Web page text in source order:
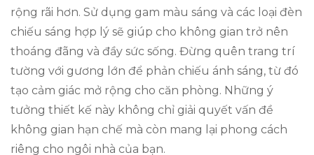
rộng rãi hơn. Sử dụng gam màu sáng và các loại đèn
chiếu sáng hợp lý sẽ giúp cho không gian trở nên
thoáng đãng và đầy sức sống. Đừng quên trang trí
tường với gương lớn để phản chiếu ánh sáng, từ đó
tạo cảm giác mở rộng cho căn phòng. Những ý
tưởng thiết kế này không chỉ giải quyết vấn đề
không gian hạn chế mà còn mang lại phong cách
riêng cho ngôi nhà của bạn.